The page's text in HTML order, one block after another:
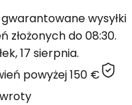
wysyłki
złożonych do 08:30.
17 sierpnia.
powyżej 150 €